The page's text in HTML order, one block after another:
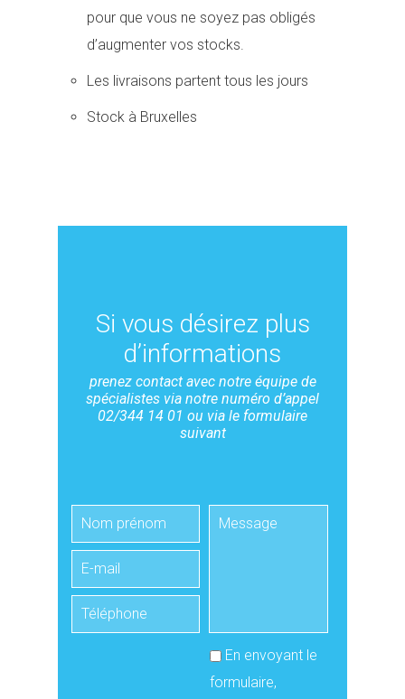
pour que vous ne soyez pas obligés
d’augmenter vos stocks.
Les livraisons partent tous les jours
Stock à Bruxelles
Si vous désirez plus
d’informations
prenez contact avec notre équipe de
spécialistes via notre numéro d’appel
02/344 14 01 ou via le formulaire
suivant
En envoyant le
formulaire,